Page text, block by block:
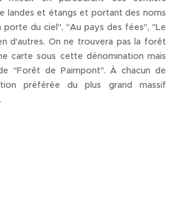
landes et étangs et portant des noms
porte du ciel", "Au pays des fées", "Le
d'autres. On ne trouvera pas la forêt
carte sous cette dénomination mais
"Forêt de Paimpont". À chacun de
préférée du plus grand massif